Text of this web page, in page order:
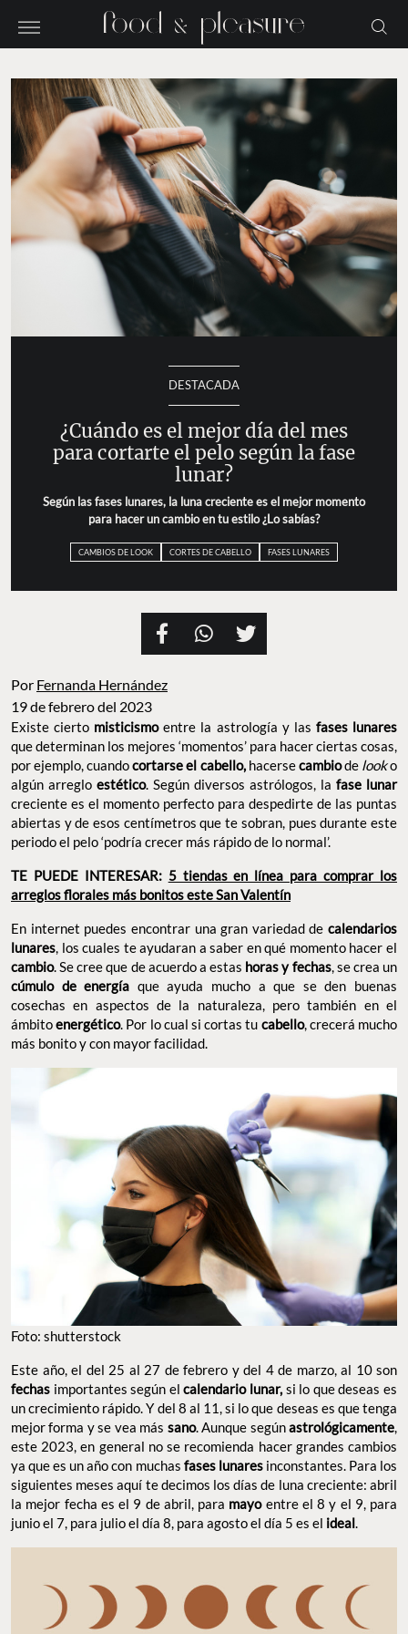
DESTACADA
¿Cuándo es el mejor día del mes
para cortarte el pelo según la fase
lunar?
Según las fases lunares, la luna creciente es el mejor momento
para hacer un cambio en tu estilo ¿Lo sabías?
CAMBIOS DE LOOK CORTES DE CABELLO FASES LUNARES
Por Fernanda Hernández
19 de febrero del 2023
Existe cierto misticismoentre la astrología y las fases lunares
que determinan los mejores ‘momentos’ para hacer ciertas cosas,
por ejemplo, cuandocortarse el cabello,hacersecambiode looko
algún arreglo estético. Según diversos astrólogos, la fase lunar
creciente es el momento perfecto para despedirte de las puntas
abiertas y de esos centímetros que te sobran, pues durante este
periodo el pelo ‘podría crecer más rápido de lo normal’.
TE PUEDE INTERESAR: 5 tiendas en línea para comprar los
arreglos florales más bonitos este San Valentín
En internet puedes encontrar una gran variedad de calendarios
lunares, los cuales te ayudaran a saber en qué momento hacer el
cambio. Se cree que de acuerdo a estas horas y fechas, se crea un
cúmulo de energía que ayuda mucho a que se den buenas
cosechas en aspectos de la naturaleza, pero también en el
ámbitoenergético. Por lo cual si cortas tu cabello, crecerá mucho
más bonito y con mayor facilidad.
Foto: shutterstock
Este año, el del 25 al 27 de febrero y del 4 de marzo, al 10 son
fechas importantes según elcalendario lunar, si lo que deseas es
un crecimiento rápido. Y del 8 al 11, si lo que deseas es que tenga
mejor forma y se vea más sano. Aunque segúnastrológicamente
este 2023, en general no se recomienda hacer grandes cambios
ya que es un año con muchas fases lunares inconstantes. Para los
siguientes meses aquí te decimos los días de luna creciente: abril
la mejor fecha es el 9 de abril, para mayo entre el 8 y el 9, para
junio el 7, para julio el día 8, para agosto el día 5 es el ideal